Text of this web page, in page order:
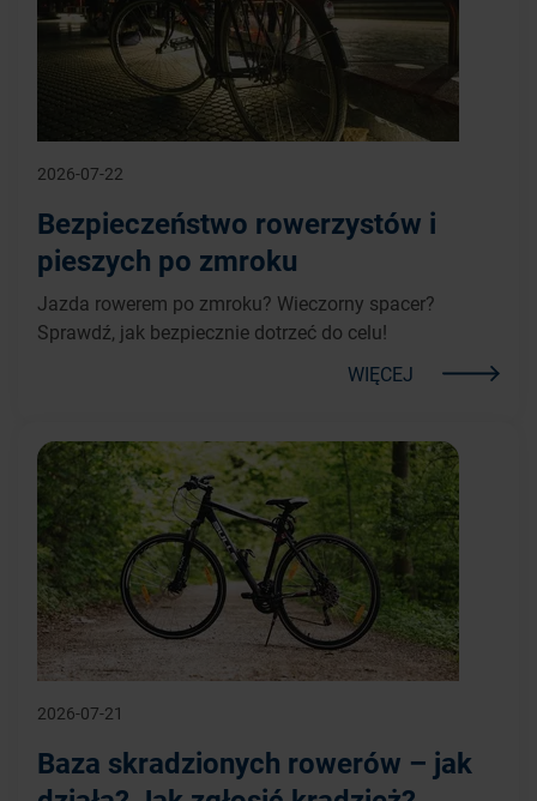
2026-07-22
Bezpieczeństwo rowerzystów i
pieszych po zmroku
Jazda rowerem po zmroku? Wieczorny spacer?
Sprawdź, jak bezpiecznie dotrzeć do celu!
WIĘCEJ
2026-07-21
Baza skradzionych rowerów – jak